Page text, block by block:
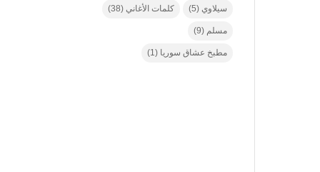
سيلاوي (5) كلمات الأغاني (38)
مسلم (9)
مطبخ عشاق سوريا (1)